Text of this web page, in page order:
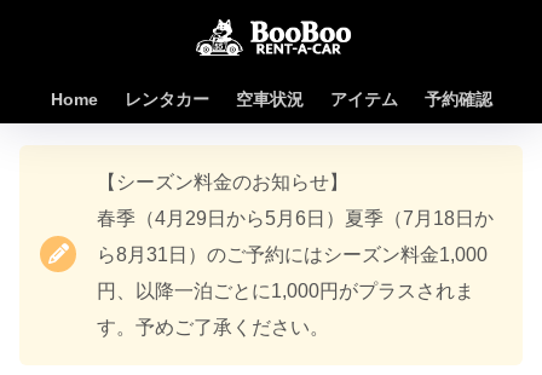
Home レンタカー 空車状況 アイテム 予約確認
【シーズン料金のお知らせ】
春季（4月29日から5月6日）夏季（7月18日か
ら8月31日）のご予約にはシーズン料金1,000
円、以降一泊ごとに1,000円がプラスされま
す。予めご了承ください。